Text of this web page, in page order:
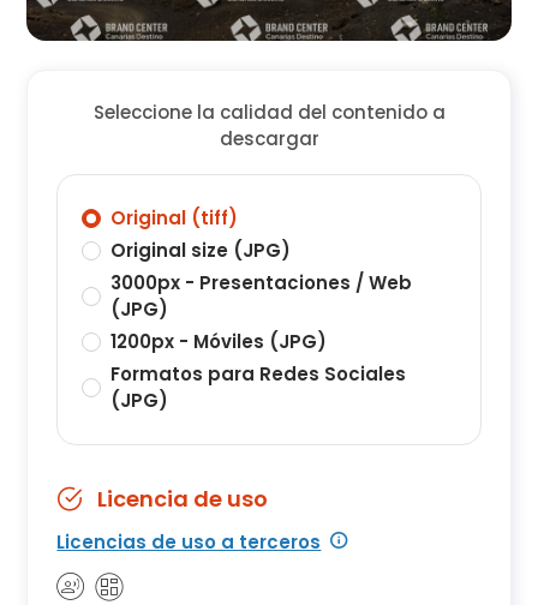
Seleccione la calidad del contenido a
descargar
Original (tiff)
Original size (JPG)
3000px - Presentaciones / Web
(JPG)
1200px - Móviles (JPG)
Formatos para Redes Sociales
(JPG)
Licencia de uso
Licencias de uso a terceros